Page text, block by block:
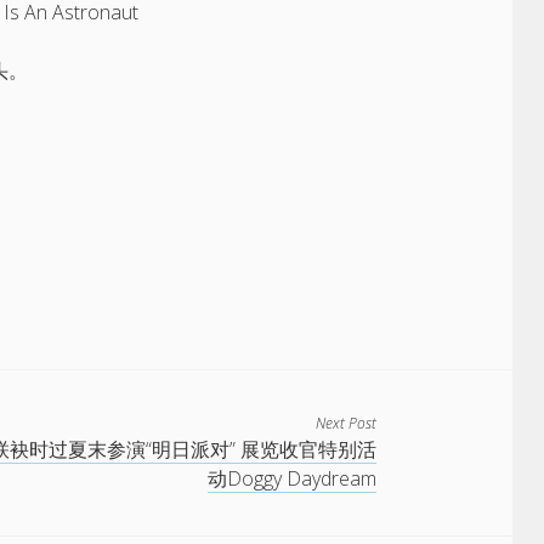
An Astronaut
Next Post
袂时过夏末参演“明日派对” 展览收官特别活
动Doggy Daydream